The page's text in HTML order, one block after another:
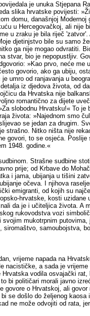
je unuka Stjepana
slika hrvatske povijesti:
domu, današnjoj Modernoj
u Hercegovačkoj, ali nije
u zraku je bila riječ 'zatvor'.
djetinjstvo bile su samo
ga nije mogao odvratiti.
stvar, bio je nepopustljiv.
»Kao prvo, neće me
govorio, ako ga ubiju,
umro od ranjavanja u
iz djedova života, od
da Hrvatska nije
romantično za dijete
slobodnu Hrvatsku!« To je
života: »Najednom smo
se jedan za drugim.
strašno. Nitko ništa nije
govori, to se osjeća. Poslije
1948. godine.«
Strašne sudbine
prije; od Krbave do
i jama, ubijanja u tišini
očeva. I njihova
emigranti, od kojih su
hrvatske, kosti uzidane
da je i učiteljica života. A
rukovodstva vozi
mukotrpnim
siromaštvo, samoubojstva,
vrijeme napada na
nacističke, a sada je
vodila osvajački
bi političari morali javno
govore o Hrvatskoj, ali govor
se došlo do željenog kaosa
ne može odvojiti od rata,